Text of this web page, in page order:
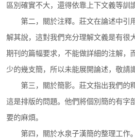
區別確實不大，還得依靠上下文義等訓
第二，關於注釋。莊文在論述中引
解其說，這對我們充分理解文義是有很
期刊的篇幅要求，不能做詳細的注解，
少的幾支簡，所以未能展開論述，敬請
第三，關於簡影。莊文指出我們的釋
這是排版的問題。他們將個別簡的有字
要的麻煩。
第四，關於水泉子漢簡的整理工作